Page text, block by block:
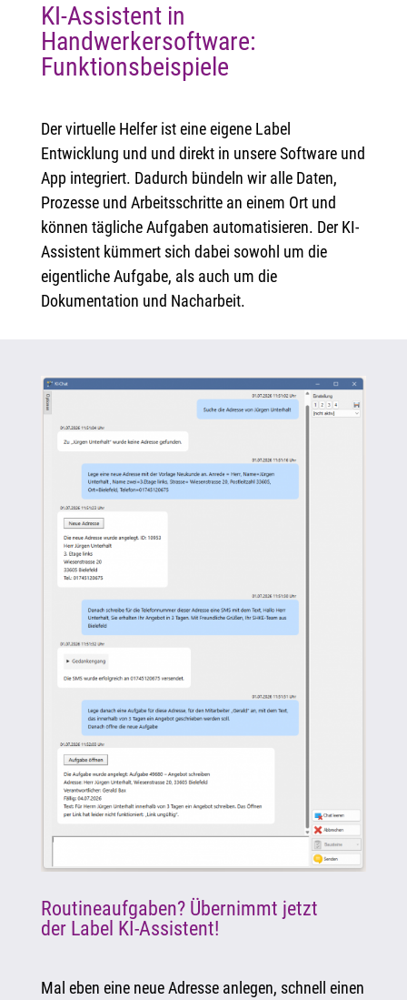
KI-Assistent in
Handwerkersoftware:
Funktionsbeispiele
Der virtuelle Helfer ist eine eigene Label
Entwicklung und und direkt in unsere Software und
App integriert. Dadurch bündeln wir alle Daten,
Prozesse und Arbeitsschritte an einem Ort und
können tägliche Aufgaben automatisieren. Der KI-
Assistent kümmert sich dabei sowohl um die
eigentliche Aufgabe, als auch um die
Dokumentation und Nacharbeit.
Routineaufgaben? Übernimmt jetzt
der Label KI-Assistent!
Mal eben eine neue Adresse anlegen, schnell einen